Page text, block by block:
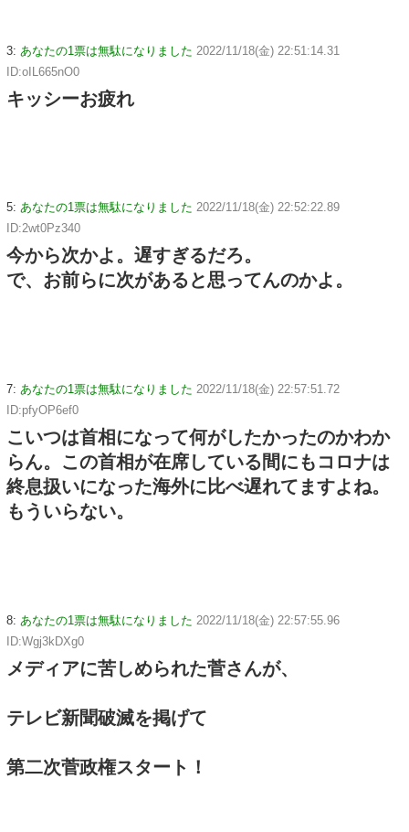
3: あなたの1票は無駄になりました 2022/11/18(金) 22:51:14.31
ID:oIL665nO0
キッシーお疲れ
5: あなたの1票は無駄になりました 2022/11/18(金) 22:52:22.89
ID:2wt0Pz340
今から次かよ。遅すぎるだろ。
で、お前らに次があると思ってんのかよ。
7: あなたの1票は無駄になりました 2022/11/18(金) 22:57:51.72
ID:pfyOP6ef0
こいつは首相になって何がしたかったのかわか
らん。この首相が在席している間にもコロナは
終息扱いになった海外に比べ遅れてますよね。
もういらない。
8: あなたの1票は無駄になりました 2022/11/18(金) 22:57:55.96
ID:Wgj3kDXg0
メディアに苦しめられた菅さんが、
テレビ新聞破滅を掲げて
第二次菅政権スタート！